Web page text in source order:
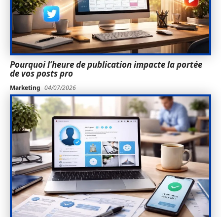
Pourquoi l’heure de publication impacte la portée
de vos posts pro
Marketing 04/07/2026